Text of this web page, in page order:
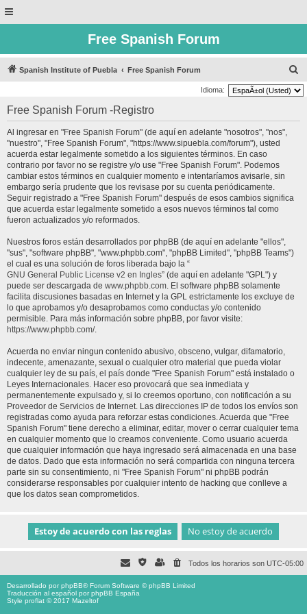
Free Spanish Forum
Spanish Institute of Puebla Free Spanish Forum
u
Idioma:
Free Spanish Forum -Registro
Al ingresar en "Free Spanish Forum" (de aquí en adelante "nosotros", "nos",
"nuestro", "Free Spanish Forum", "https://www.sipuebla.com/forum"), usted
acuerda estar legalmente sometido a los siguientes términos. En caso
contrario por favor no se registre y/o use "Free Spanish Forum". Podemos
cambiar estos términos en cualquier momento e intentaríamos avisarle, sin
embargo sería prudente que los revisase por su cuenta periódicamente.
Seguir registrado a "Free Spanish Forum" después de esos cambios significa
que acuerda estar legalmente sometido a esos nuevos términos tal como
fueron actualizados y/o reformados.
Nuestros foros están desarrollados por phpBB (de aquí en adelante "ellos",
"sus", "software phpBB", "www.phpbb.com", "phpBB Limited", "phpBB Teams")
el cual es una solución de foros liberada bajo la “
GNU General Public License v2 en Ingles” (de aquí en adelante "GPL") y
puede ser descargada de www.phpbb.com. El software phpBB solamente
facilita discusiones basadas en Internet y la GPL estrictamente los excluye de
lo que aprobamos y/o desaprobamos como conductas y/o contenido
permisible. Para más información sobre phpBB, por favor visite:
https://www.phpbb.com/.
Acuerda no enviar ningun contenido abusivo, obsceno, vulgar, difamatorio,
indecente, amenazante, sexual o cualquier otro material que pueda violar
cualquier ley de su país, el país donde "Free Spanish Forum" está instalado o
Leyes Internacionales. Hacer eso provocará que sea inmediata y
permanentemente expulsado y, si lo creemos oportuno, con notificación a su
Proveedor de Servicios de Internet. Las direcciones IP de todos los envíos son
registradas como ayuda para reforzar estas condiciones. Acuerda que "Free
Spanish Forum" tiene derecho a eliminar, editar, mover o cerrar cualquier tema
en cualquier momento que lo creamos conveniente. Como usuario acuerda
que cualquier información que haya ingresado será almacenada en una base
de datos. Dado que esta información no será compartida con ninguna tercera
parte sin su consentimiento, ni "Free Spanish Forum" ni phpBB podrán
considerarse responsables por cualquier intento de hacking que conlleve a
que los datos sean comprometidos.
Todos los horarios son UTC-05:00
Desarrollado porphpBB® Forum Software © phpBB Limited
Traducción al español porphpBB España
Style proflat © 2017 Mazeltof